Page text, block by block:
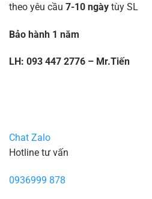
theo yêu cầu 7-10 ngàytùy SL
Bảo hành 1 năm
LH: 093 447 2776 – Mr.Tiến
Chat Zalo
Hotline tư vấn
0936999 878